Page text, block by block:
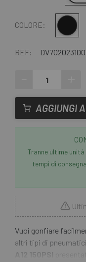
COLORE: Multiplo
REF:
AGGIUNGI
Tranne ultime
tempi di
Vuoi gonfiare
altri tipi di
A12 150PSI